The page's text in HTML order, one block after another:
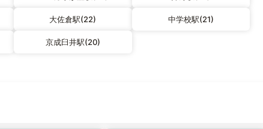
大佐倉駅(22) 中学校駅(21)
京成臼井駅(20)